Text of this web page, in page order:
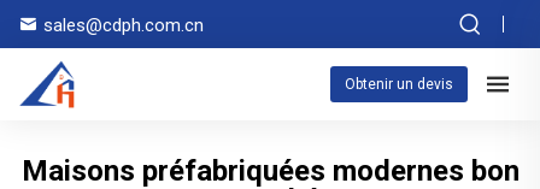
sales@cdph.com.cn
Obtenir un devis
Maisons préfabriquées modernes bon